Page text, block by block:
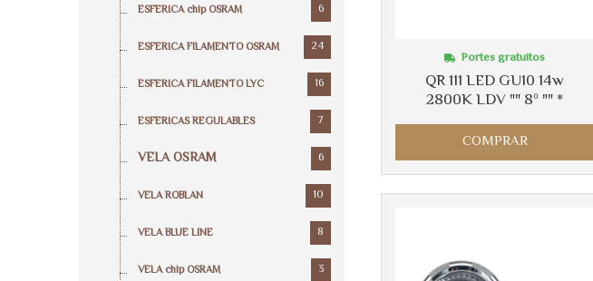
ESFERICA chip OSRAM 6
ESFERICA FILAMENTO OSRAM 24
ESFERICA FILAMENTO LYC 16
ESFERICAS REGULABLES 7
VELA OSRAM 6
VELA ROBLAN 10
VELA BLUE LINE 8
VELA chip OSRAM 3
QR 111 LED GU10 14w
2800K LDV "" 8º "" *
Portes gratuitos
COMPRAR